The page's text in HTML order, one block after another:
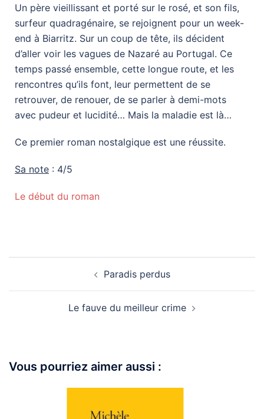
Un père vieillissant et porté sur le rosé, et son fils,
surfeur quadragénaire, se rejoignent pour un week-
end à Biarritz. Sur un coup de tête, ils décident
d’aller voir les vagues de Nazaré au Portugal. Ce
temps passé ensemble, cette longue route, et les
rencontres qu’ils font, leur permettent de se
retrouver, de renouer, de se parler à demi-mots
avec pudeur et lucidité… Mais la maladie est là…
Ce premier roman nostalgique est une réussite.
Sa note : 4/5
Le début du roman
Paradis perdus
Le fauve du meilleur crime
Vous pourriez aimer aussi :